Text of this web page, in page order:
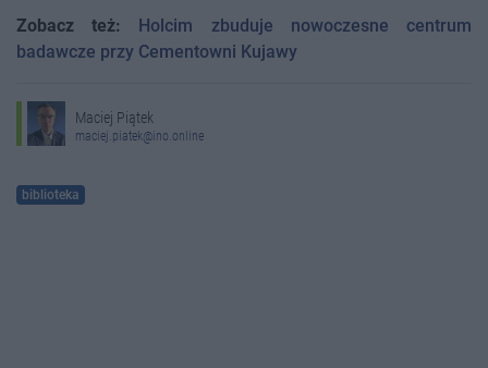
Zobacz też:
Holcim zbuduje nowoczesne centrum
badawcze przy Cementowni Kujawy
Maciej Piątek
maciej.piatek@ino.online
biblioteka